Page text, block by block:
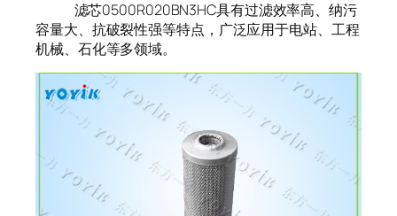
滤芯0500R020BN3HC具有过滤效率高、纳污
容量大、抗破裂性强等特点，广泛应用于电站、工程
机械、石化等多领域。